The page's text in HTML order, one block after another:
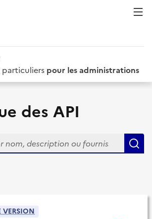
particuliers pour les administrations
des API
VERSION